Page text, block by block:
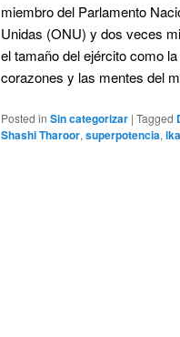
miembro del Parlamento
Unidas (ONU) y dos veces
el tamaño del ejército como
corazones y las mentes del
Posted in Sin categorizar | Tagged
Shashi Tharoor, superpotencia,